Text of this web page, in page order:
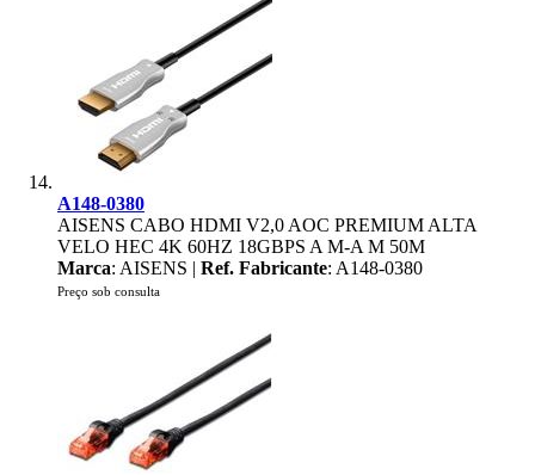
A148-0380
AISENS CABO HDMI V2,0 AOC PREMIUM ALTA
VELO HEC 4K 60HZ 18GBPS A M-A M 50M
Marca: AISENS | Ref. Fabricante: A148-0380
Preço sob consulta